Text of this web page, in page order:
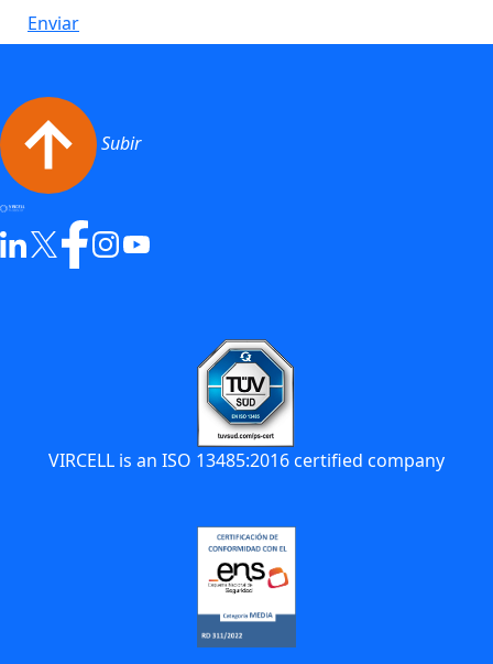
Enviar
Subir
VIRCELL is an ISO 13485:2016 certified company